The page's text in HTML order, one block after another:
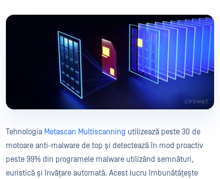
Tehnologia Metascan Multiscanning utilizează peste 30 de
motoare anti-malware de top și detectează în mod proactiv
peste 99% din programele malware utilizând semnături,
euristică și învățare automată. Acest lucru îmbunătățește